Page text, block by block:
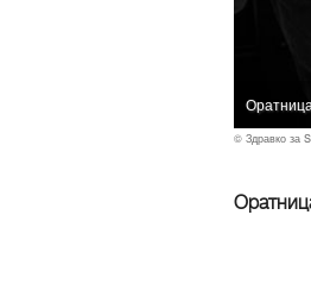
© Здравко за